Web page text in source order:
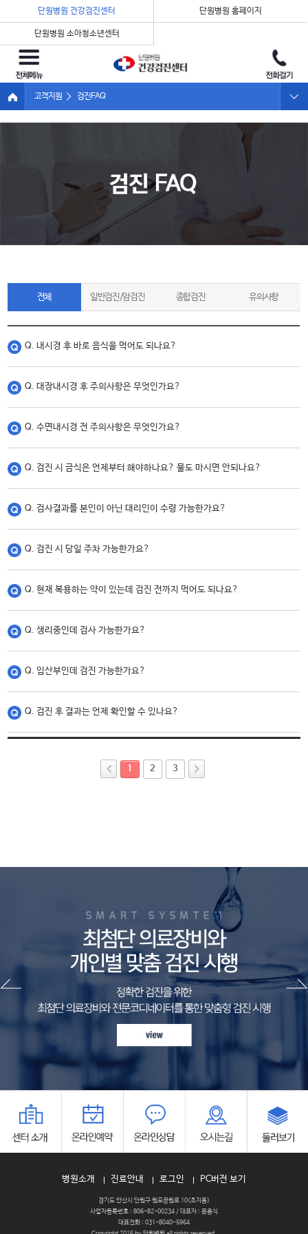
단원병원 건강검진센터 단원병원 홈페이지
단원병원 소아청소년센터
고객지원 검진FAQ
검진FAQ
전체 일반검진/암검진 종합검진 유의사항
Q. 내시경 후 바로 음식을 먹어도 되나요?
Q. 대장내시경 후 주의사항은 무엇인가요?
Q. 수면내시경 전 주의사항은 무엇인가요?
Q. 검진 시 금식은 언제부터 해야하나요? 물도 마시면 안되나요?
Q. 검사결과를 본인이 아닌 대리인이 수령 가능한가요?
Q. 검진 시 당일 주차 가능한가요?
Q. 현재 복용하는 약이 있는데 검진 전까지 먹어도 되나요?
Q. 생리중인데 검사 가능한가요?
Q. 임산부인데 검진 가능한가요?
Q. 검진 후 결과는 언제 확인할 수 있나요?
1 2 3
병원소개 진료안내 로그인 PC버전 보기
경기도 안산시 단원구 원포공원로 10(초지동)
사업자등록번호 : 806-82-00234 / 대표자 : 문용식
대표전화 : 031-8040-5964